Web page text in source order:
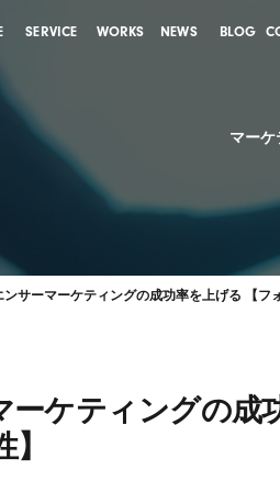
SERVICE WORKS NEWS BLOG
マーケ
ンサーマーケティングの成功率を上げる 【フ
ケティングの成